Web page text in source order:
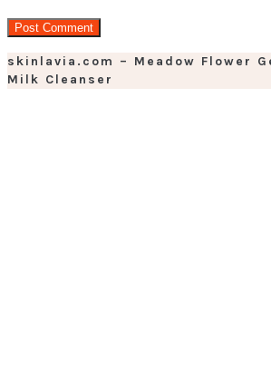
skinlavia.com – Meadow Flower
Milk Cleanser